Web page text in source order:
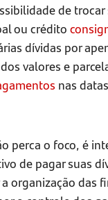
de
ou crédito
dívidas por
valores e
nas
perca o foco, é
de pagar suas
organização das